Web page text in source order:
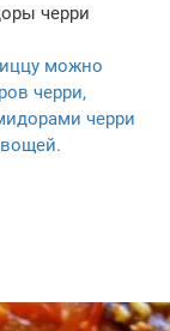
черри
можно
черри,
черри